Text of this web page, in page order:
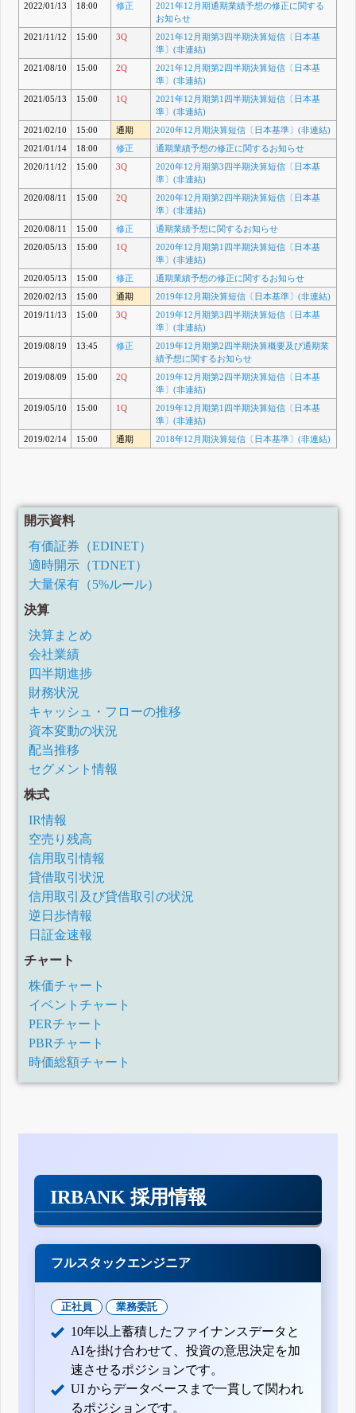
2022/01/13
18:00 修正
2021年12月期通期業績予想の修正に関する
お知らせ
2021/11/12
15:00 3Q
2021年12月期第3四半期決算短信〔日本基
準〕(非連結)
2021/08/10
15:00 2Q
2021年12月期第2四半期決算短信〔日本基
準〕(非連結)
2021/05/13
15:00 1Q
2021年12月期第1四半期決算短信〔日本基
準〕(非連結)
2021/02/10
15:00 通期
2020年12月期決算短信〔日本基準〕(非連結)
2021/01/14
18:00 修正
通期業績予想の修正に関するお知らせ
2020/11/12
15:00 3Q
2020年12月期第3四半期決算短信〔日本基
準〕(非連結)
2020/08/11
15:00 2Q
2020年12月期第2四半期決算短信〔日本基
準〕(非連結)
2020/08/11
15:00 修正
通期業績予想に関するお知らせ
2020/05/13
15:00 1Q
2020年12月期第1四半期決算短信〔日本基
準〕(非連結)
2020/05/13
15:00 修正
通期業績予想の修正に関するお知らせ
2020/02/13
15:00 通期
2019年12月期決算短信〔日本基準〕(非連結)
2019/11/13
15:00 3Q
2019年12月期第3四半期決算短信〔日本基
準〕(非連結)
2019/08/19
13:45 修正
2019年12月期第2四半期決算概要及び通期業
績予想に関するお知らせ
2019/08/09
15:00 2Q
2019年12月期第2四半期決算短信〔日本基
準〕(非連結)
2019/05/10
15:00 1Q
2019年12月期第1四半期決算短信〔日本基
準〕(非連結)
2019/02/14
15:00 通期 2018年12月期決算短信〔日本基準〕(非連結)
開示資料
有価証券（EDINET）
適時開示（TDNET）
大量保有（5%ルール）
決算
決算まとめ
会社業績
四半期進捗
財務状況
キャッシュ・フローの推移
資本変動の状況
配当推移
セグメント情報
株式
IR情報
空売り残高
信用取引情報
貸借取引状況
信用取引及び貸借取引の状況
逆日歩情報
日証金速報
チャート
株価チャート
イベントチャート
PERチャート
PBRチャート
時価総額チャート
IRBANK 採用情報
フルスタックエンジニア
正社員 業務委託
10年以上蓄積したファイナンスデータと
AIを掛け合わせて、投資の意思決定を加
速させるポジションです。
UI からデータベースまで一貫して関われ
るポジションです。